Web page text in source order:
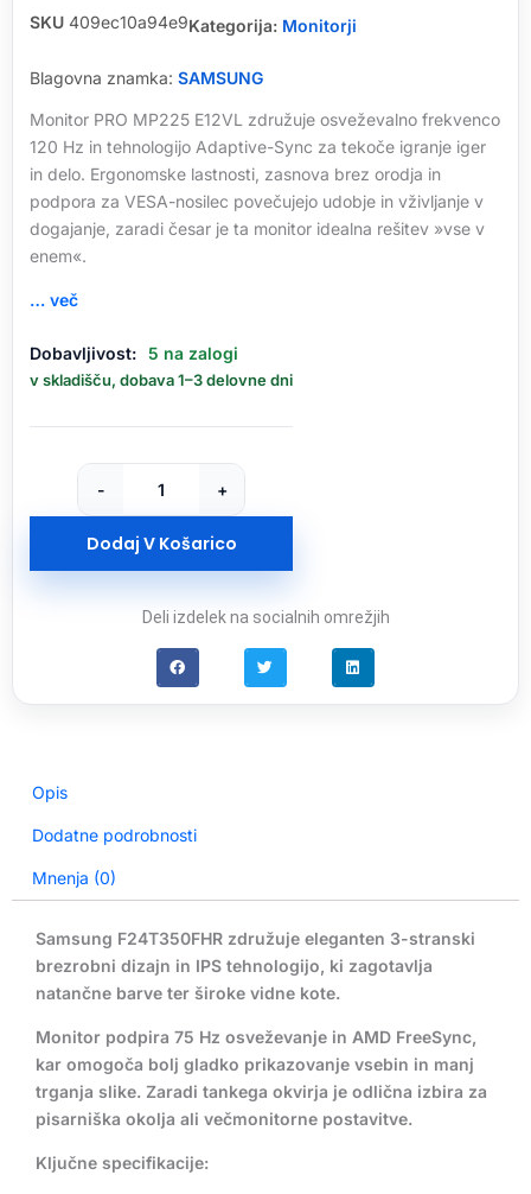
SKU 409ec10a94e9Kategorija: Monitorji
Blagovna znamka: SAMSUNG
Monitor PRO MP225 E12VL združuje osveževalno frekvenco
120 Hz in tehnologijo Adaptive-Sync za tekoče igranje iger
in delo. Ergonomske lastnosti, zasnova brez orodja in
podpora za VESA-nosilec povečujejo udobje in vživljanje v
dogajanje, zaradi česar je ta monitor idealna rešitev »vse v
enem«.
… več
Dobavljivost: 5 na zalogi
v skladišču, dobava 1–3 delovne dni
-
SAMSUNG
F24T350FHR
IPS
75
črn
+
Dodaj V Košarico
Deli izdelek na socialnih omrežjih
Opis
Dodatne podrobnosti
Mnenja (0)
Samsung F24T350FHR združuje eleganten 3-stranski
brezrobni dizajn in IPS tehnologijo, ki zagotavlja
natančne barve ter široke vidne kote.
Monitor podpira 75 Hz osveževanje in AMD FreeSync,
kar omogoča bolj gladko prikazovanje vsebin in manj
trganja slike. Zaradi tankega okvirja je odlična izbira za
pisarniška okolja ali večmonitorne postavitve.
Ključne specifikacije: